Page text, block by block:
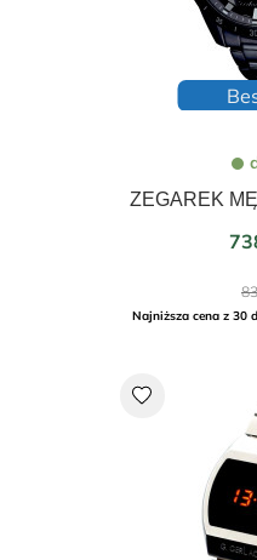
Najniższa cena z 30
favorite